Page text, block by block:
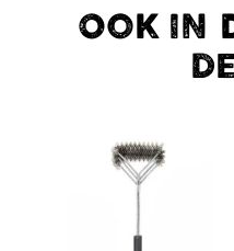
OOK IN